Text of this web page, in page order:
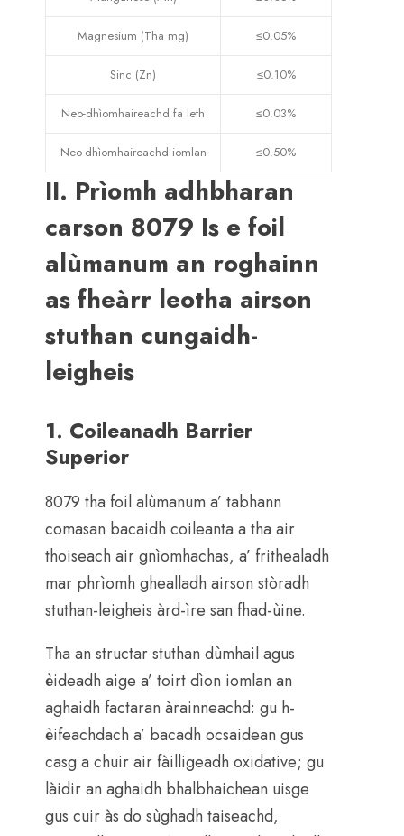
Magnesium (Tha mg) ≤0.05%
Sinc (Zn) ≤0.10%
Neo-dhìomhaireachd fa leth ≤0.03%
Neo-dhìomhaireachd iomlan ≤0.50%
II. Prìomh adhbharan
carson 8079 Is e foil
alùmanum an roghainn
as fheàrr leotha airson
stuthan cungaidh-
leigheis
1. Coileanadh Barrier
Superior
8079 tha foil alùmanum a’ tabhann
comasan bacaidh coileanta a tha air
thoiseach air gnìomhachas, a’ frithealadh
mar phrìomh ghealladh airson stòradh
stuthan-leigheis àrd-ìre san fhad-ùine.
Tha an structar stuthan dùmhail agus
èideadh aige a’ toirt dìon iomlan an
aghaidh factaran àrainneachd: gu h-
èifeachdach a’ bacadh ocsaidean gus
casg a chuir air fàilligeadh oxidative; gu
làidir an aghaidh bhalbhaichean uisge
gus cuir às do sùghadh taiseachd,